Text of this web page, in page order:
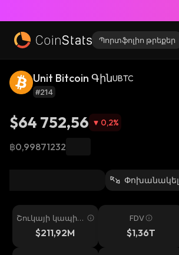
Պորտֆոլիո թրեքեր
Unit Bitcoin ԳինUBTC
#214
$64 752,56 0,2%
฿0,99871232
Փոխանակել
Շուկայի կապիտ
ալիզացիա
$211,92M
FDV
$1,36T